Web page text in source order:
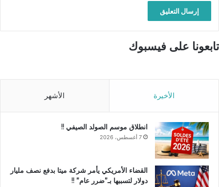
تابعونا على فيسبوك
الأخيرة الأشهر
انطلاق موسم الصولد الصيفي !!
7 أغسطس، 2026
القضاء الأمريكي يأمر شركة ميتا بدفع نصف مليار
دولار لتسببها بـ”ضرر عام” !!